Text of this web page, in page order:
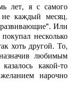
лет, я с самого
каждый месяц.
Или
несколько
хоть другой. То,
любимым
какой-то
нарочно